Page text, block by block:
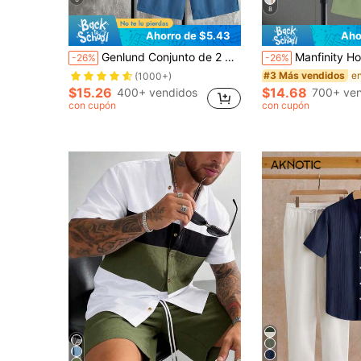
Ahorro de $5.43
-26% Genlund Conjunto de 2 piezas para hombre con camisa de manga corta con estampado de árbol tropical degradado y pantalones cortos con cintura de cordón, verano, vacaciones
(1000+)
$15.26 400+ vendidos
con cupón
8
-26% Manfinity Homme Set de 2 piezas Camisa de manga
#3 Más vendidos
$14.68 700+
con cupón